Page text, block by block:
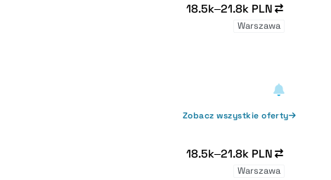
18.5k–21.8k PLN
Warszawa
Zobacz wszystkie oferty
18.5k–21.8k PLN
Warszawa